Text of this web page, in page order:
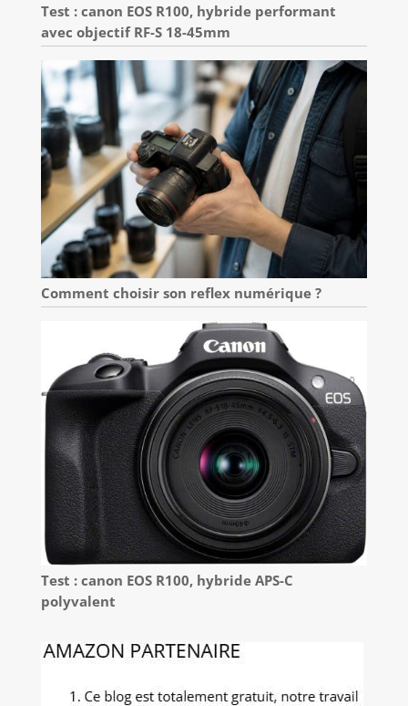
Test : canon EOS R100, hybride performant
avec objectif RF-S 18-45mm
Comment choisir son reflex numérique ?
Test : canon EOS R100, hybride APS-C
polyvalent